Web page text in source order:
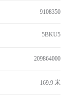
9108350
5BKU5
209864000
169.9 米